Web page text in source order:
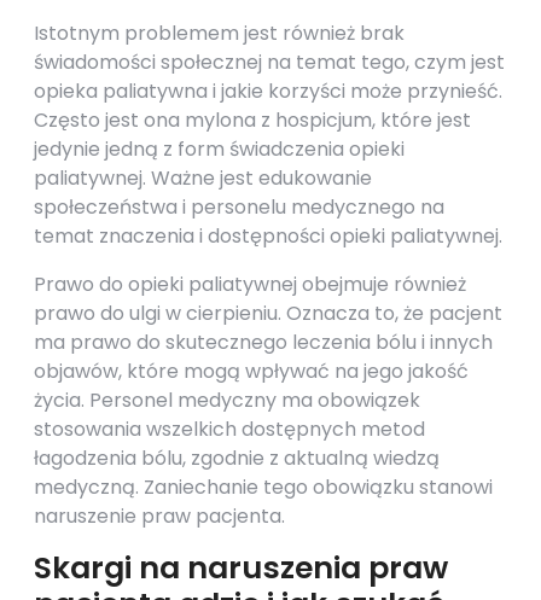
Istotnym problemem jest również brak
świadomości społecznej na temat tego, czym jest
opieka paliatywna i jakie korzyści może przynieść.
Często jest ona mylona z hospicjum, które jest
jedynie jedną z form świadczenia opieki
paliatywnej. Ważne jest edukowanie
społeczeństwa i personelu medycznego na
temat znaczenia i dostępności opieki paliatywnej.
Prawo do opieki paliatywnej obejmuje również
prawo do ulgi w cierpieniu. Oznacza to, że pacjent
ma prawo do skutecznego leczenia bólu i innych
objawów, które mogą wpływać na jego jakość
życia. Personel medyczny ma obowiązek
stosowania wszelkich dostępnych metod
łagodzenia bólu, zgodnie z aktualną wiedzą
medyczną. Zaniechanie tego obowiązku stanowi
naruszenie praw pacjenta.
Skargi na naruszenia praw